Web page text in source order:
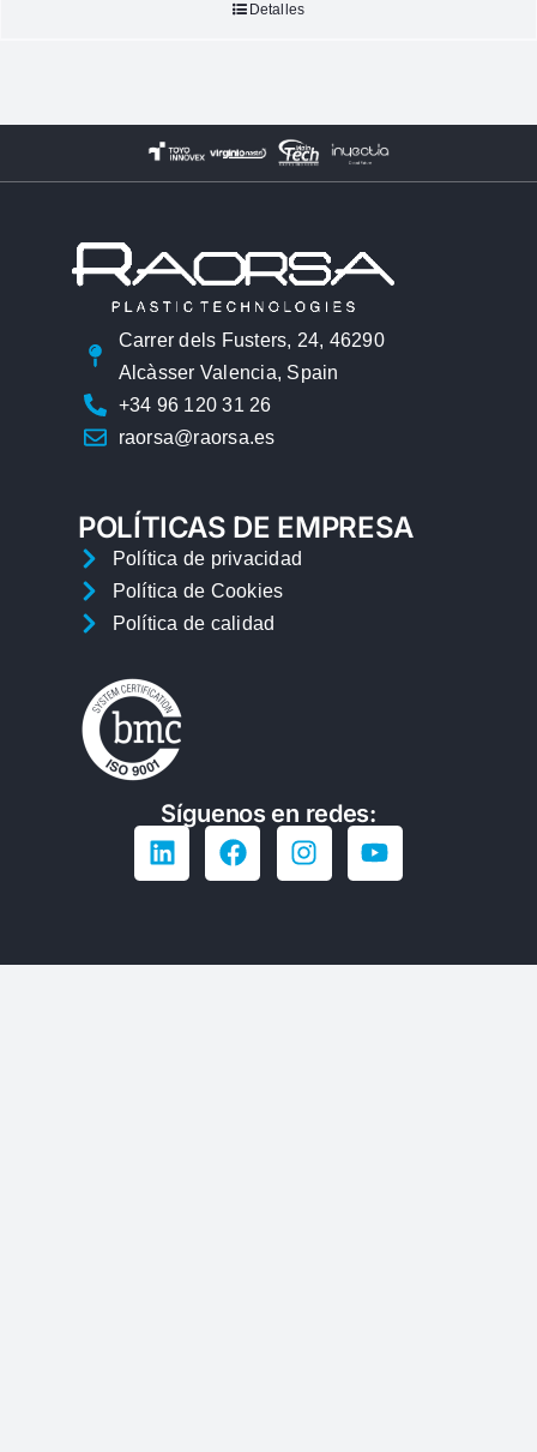
Detalles
Carrer dels Fusters, 24, 46290
Alcàsser Valencia, Spain
+34 96 120 31 26
raorsa@raorsa.es
POLÍTICAS DE EMPRESA
Política de privacidad
Política de Cookies
Política de calidad
Síguenos en redes: